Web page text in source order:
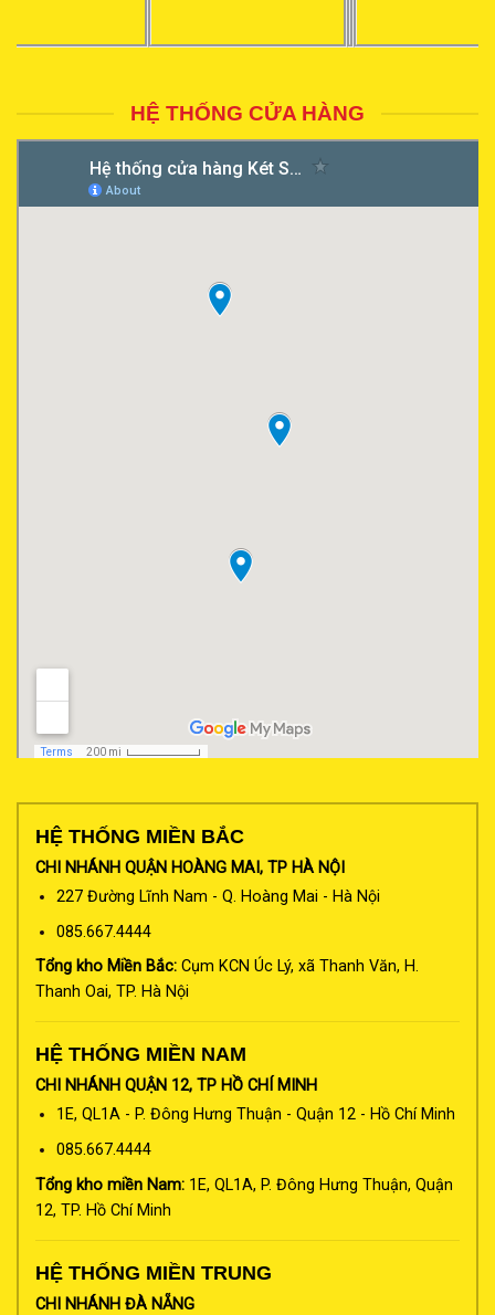
HỆ THỐNG CỬA HÀNG
HỆ THỐNG MIỀN BẮC
CHI NHÁNH QUẬN HOÀNG MAI, TP HÀ NỘI
227 Đường Lĩnh Nam - Q. Hoàng Mai - Hà Nội
085.667.4444
Tổng kho Miền Bắc: Cụm KCN Úc Lý, xã Thanh Văn, H.
Thanh Oai, TP. Hà Nội
HỆ THỐNG MIỀN NAM
CHI NHÁNH QUẬN 12, TP HỒ CHÍ MINH
1E, QL1A - P. Đông Hưng Thuận - Quận 12 - Hồ Chí Minh
085.667.4444
Tổng kho miền Nam: 1E, QL1A, P. Đông Hưng Thuận, Quận
12, TP. Hồ Chí Minh
HỆ THỐNG MIỀN TRUNG
CHI NHÁNH ĐÀ NẴNG